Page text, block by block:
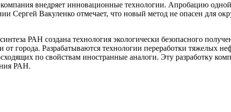
внедряет инновационные технологии. Апробацию
Сергей Вакуленко отмечает, что новый метод не опасен для
РАН создана технология экологически безопасного
от города. Разрабатываются технологии переработки тяжелых
по свойствам иностранные аналоги. Эту разработку
РАН.